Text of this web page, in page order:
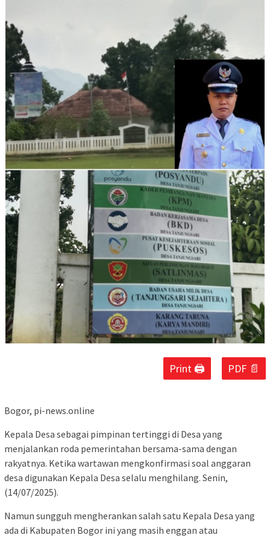
Print 🖨 PDF 📄
Bogor, pi-news.online
Kepala Desa sebagai pimpinan tertinggi di Desa yang
menjalankan roda pemerintahan bersama-sama dengan
rakyatnya. Ketika wartawan mengkonfirmasi soal anggaran
desa digunakan Kepala Desa selalu menghilang. Senin,
(14/07/2025).
Namun sungguh mengherankan salah satu Kepala Desa yang
ada di Kabupaten Bogor ini yang masih enggan atau